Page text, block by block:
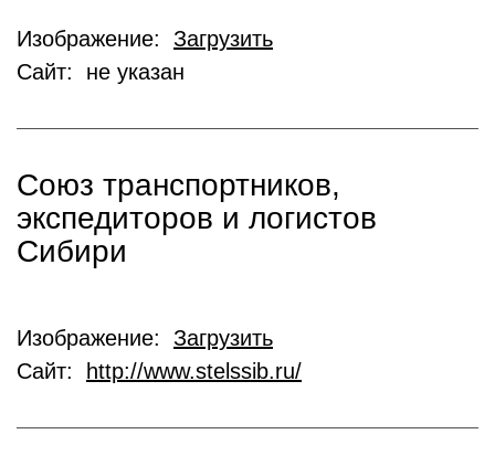
Изображение: Загрузить
Сайт: не указан
Союз транспортников,
экспедиторов и логистов
Сибири
Изображение: Загрузить
Сайт:
http://www.stelssib.ru/